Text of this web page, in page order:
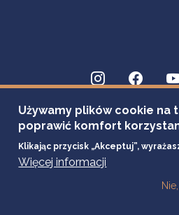
Używamy plików cookie na
poprawić komfort
Klikając przycisk „Akceptuj”,
Więcej informacji